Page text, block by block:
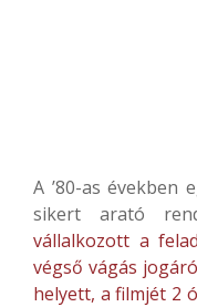
A ’80-as években
sikert arató
vállalkozott a
végső vágás
helyett, a filmjét 2